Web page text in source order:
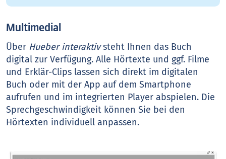
Multimedial
Über Hueber interaktivsteht Ihnen das Buch
digital zur Verfügung. Alle Hörtexte und ggf. Filme
und Erklär-Clips lassen sich direkt im digitalen
Buch oder mit der App auf dem Smartphone
aufrufen und im integrierten Player abspielen. Die
Sprechgeschwindigkeit können Sie bei den
Hörtexten individuell anpassen.